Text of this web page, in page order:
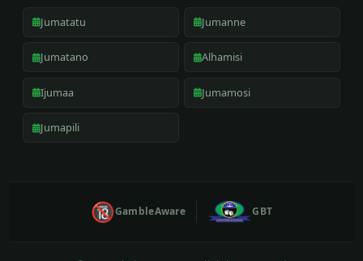
Jumatatu Jumanne
Jumatano Alhamisi
Ijumaa Jumamosi
Jumapili
🔞GambleAware GBT